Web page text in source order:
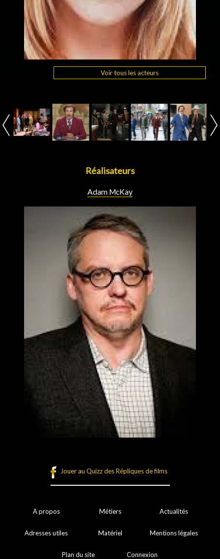
Voir tous les acteurs
Réalisateurs
Adam McKay
Jouer au Quizz des Répliques de films
A propos Métiers Actualités
Adresses utiles Matériel Mentions légales
Plan du site Connexion